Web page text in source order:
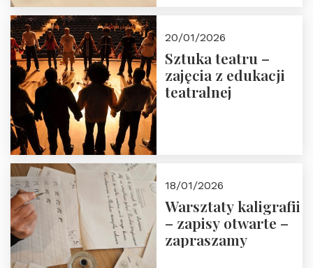
20/01/2026
Sztuka teatru –
zajęcia z edukacji
teatralnej
18/01/2026
Warsztaty kaligrafii
– zapisy otwarte –
zapraszamy